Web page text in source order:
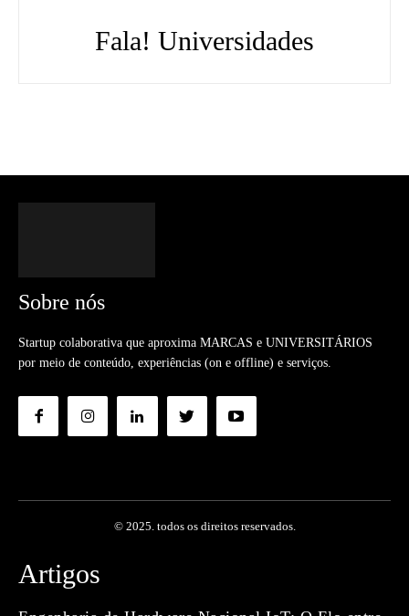
Fala! Universidades
Sobre nós
Startup colaborativa que aproxima MARCAS e UNIVERSITÁRIOS
por meio de conteúdo, experiências (on e offline) e serviços.
© 2025. todos os direitos reservados.
Artigos